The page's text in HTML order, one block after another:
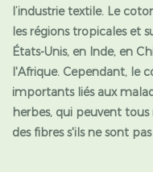
l’industrie textile. Le
les régions tropicales et
États-Unis, en Inde, en
l'Afrique. Cependant, le
importants liés aux
herbes, qui peuvent
des fibres s'ils ne sont